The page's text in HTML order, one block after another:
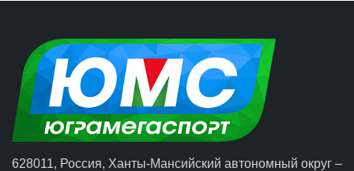
628011, Россия, Ханты-Мансийский автономный округ –